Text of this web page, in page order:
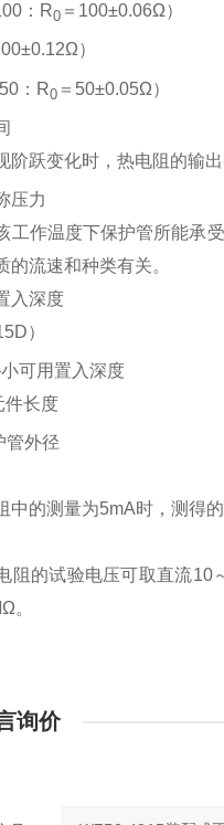
：R0 ＝100±0.06Ω）
）
：R0 ＝50±0.05Ω）
阶跃变化时，热电阻的输
压力
工作温度下保护管所能承
的流速和种类有关。
入深度
）
可用置入深度
件长度
外径
中的测量为5mA时，测得
阻的试验电压可取直流
。
询价